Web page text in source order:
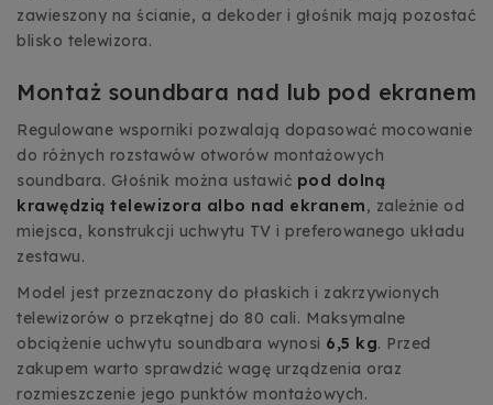
zawieszony na ścianie, a dekoder i głośnik mają pozostać
blisko telewizora.
Montaż soundbara nad lub pod ekranem
Regulowane wsporniki pozwalają dopasować mocowanie
do różnych rozstawów otworów montażowych
soundbara. Głośnik można ustawić pod dolną
krawędzią telewizora albo nad ekranem, zależnie od
miejsca, konstrukcji uchwytu TV i preferowanego układu
zestawu.
Model jest przeznaczony do płaskich i zakrzywionych
telewizorów o przekątnej do 80 cali. Maksymalne
obciążenie uchwytu soundbara wynosi 6,5 kg. Przed
zakupem warto sprawdzić wagę urządzenia oraz
rozmieszczenie jego punktów montażowych.